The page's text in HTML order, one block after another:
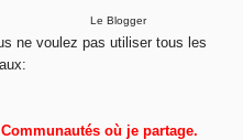
Le Blogger
ne voulez pas utiliser tous les
Communautés où je partage.